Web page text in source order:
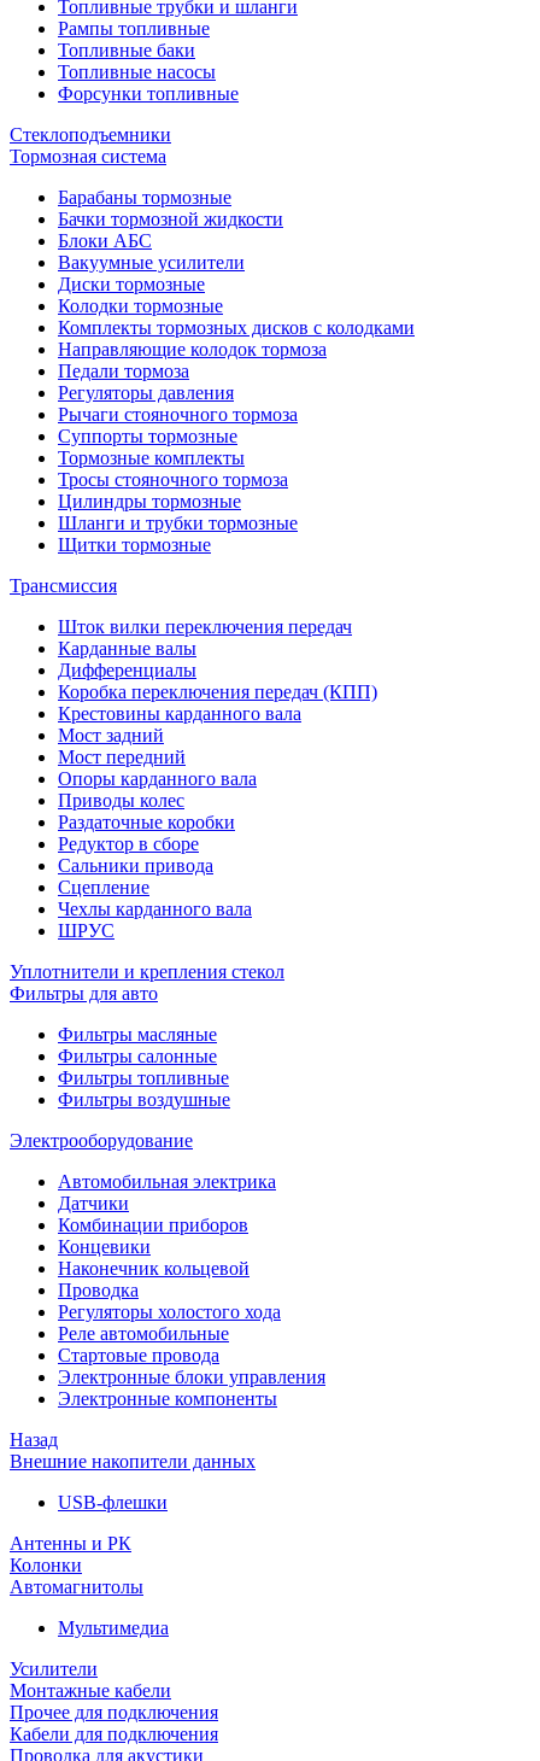
Топливные трубки и шланги
Рампы топливные
Топливные баки
Топливные насосы
Форсунки топливные
Стеклоподъемники
Тормозная система
Барабаны тормозные
Бачки тормозной жидкости
Блоки АБС
Вакуумные усилители
Диски тормозные
Колодки тормозные
Комплекты тормозных дисков с колодками
Направляющие колодок тормоза
Педали тормоза
Регуляторы давления
Рычаги стояночного тормоза
Суппорты тормозные
Тормозные комплекты
Тросы стояночного тормоза
Цилиндры тормозные
Шланги и трубки тормозные
Щитки тормозные
Трансмиссия
Шток вилки переключения передач
Карданные валы
Дифференциалы
Коробка переключения передач (КПП)
Крестовины карданного вала
Мост задний
Мост передний
Опоры карданного вала
Приводы колес
Раздаточные коробки
Редуктор в сборе
Сальники привода
Сцепление
Чехлы карданного вала
ШРУС
Уплотнители и крепления стекол
Фильтры для авто
Фильтры масляные
Фильтры салонные
Фильтры топливные
Фильтры воздушные
Электрооборудование
Автомобильная электрика
Датчики
Комбинации приборов
Концевики
Наконечник кольцевой
Проводка
Регуляторы холостого хода
Реле автомобильные
Стартовые провода
Электронные блоки управления
Электронные компоненты
Назад
Внешние накопители данных
USB-флешки
Антенны и РК
Колонки
Автомагнитолы
Мультимедиа
Усилители
Монтажные кабели
Прочее для подключения
Кабели для подключения
Проводка для акустики